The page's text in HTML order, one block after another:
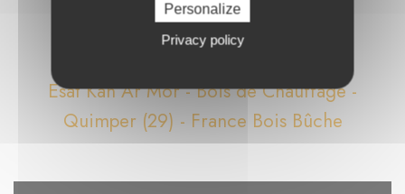
Esat Kan Ar Mor - Bois de Chauffage -
Quimper (29) - France Bois Bûche
Personalize
Privacy policy